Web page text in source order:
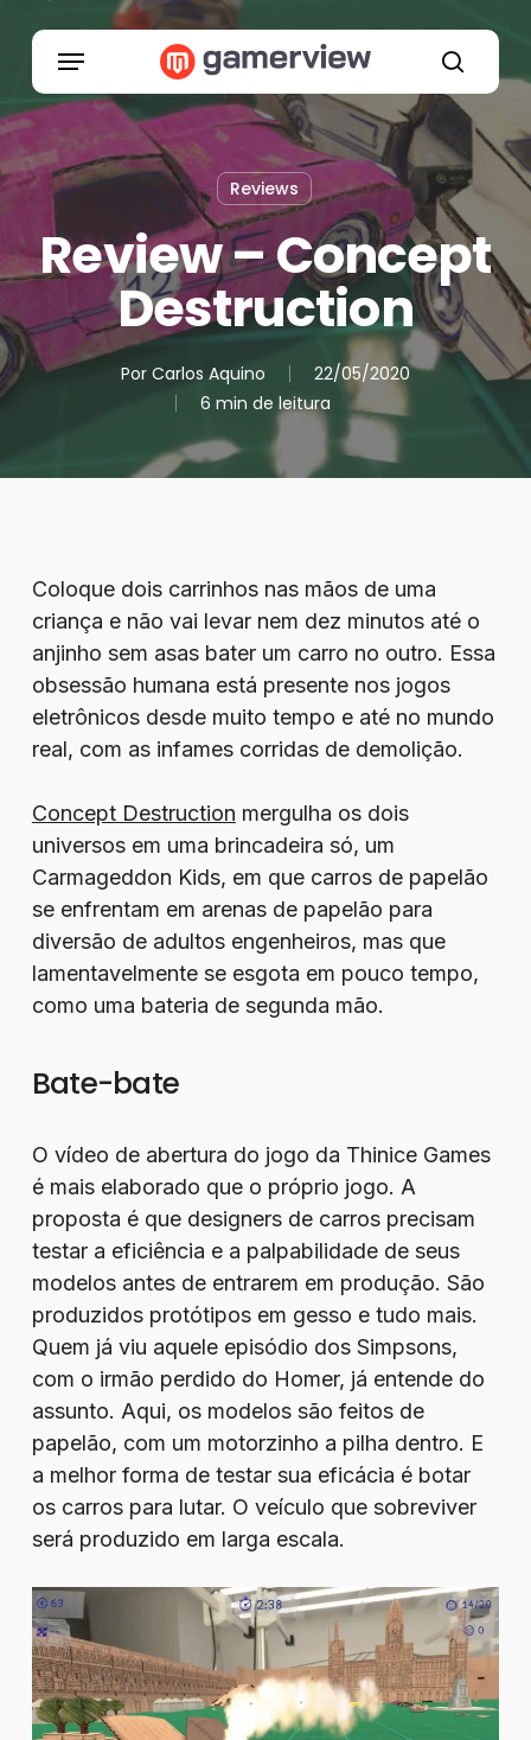
content
search
Menu
Reviews
Review – Concept
Destruction
Por Carlos Aquino
22/05/2020
6 min de leitura
Coloque dois carrinhos nas mãos de uma
criança e não vai levar nem dez minutos até o
anjinho sem asas bater um carro no outro. Essa
obsessão humana está presente nos jogos
eletrônicos desde muito tempo e até no mundo
real, com as infames corridas de demolição.
Concept Destruction mergulha os dois
universos em uma brincadeira só, um
Carmageddon Kids, em que carros de papelão
se enfrentam em arenas de papelão para
diversão de adultos engenheiros, mas que
lamentavelmente se esgota em pouco tempo,
como uma bateria de segunda mão.
Bate-bate
O vídeo de abertura do jogo da Thinice Games
é mais elaborado que o próprio jogo. A
proposta é que designers de carros precisam
testar a eficiência e a palpabilidade de seus
modelos antes de entrarem em produção. São
produzidos protótipos em gesso e tudo mais.
Quem já viu aquele episódio dos Simpsons,
com o irmão perdido do Homer, já entende do
assunto. Aqui, os modelos são feitos de
papelão, com um motorzinho a pilha dentro. E
a melhor forma de testar sua eficácia é botar
os carros para lutar. O veículo que sobreviver
será produzido em larga escala.